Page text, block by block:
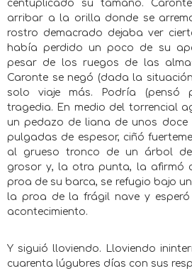
centuplicado su tamaño.
arribar a la orilla donde se
rostro demacrado dejaba ver
había perdido un poco de su
pesar de los ruegos de las
Caronte se negó (dada la
solo viaje más. Podría (pensó
tragedia. En medio del torrencial
un pedazo de liana de unos
pulgadas de espesor, ciñó
al grueso tronco de un árbol
grosor y, la otra punta, la afirmó
proa de su barca, se refugio bajo
la proa de la frágil nave y
acontecimiento.
Y siguió lloviendo. Lloviendo
cuarenta lúgubres días con sus